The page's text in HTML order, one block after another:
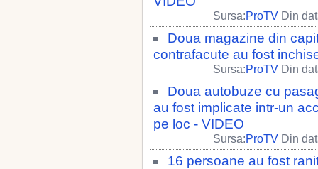
Sursa:ProTV Din
Doua magazine din
contrafacute au fost
Sursa:ProTV Din
Doua autobuze cu
au fost implicate intr-un
pe loc - VIDEO
Sursa:ProTV Din
16 persoane au fost